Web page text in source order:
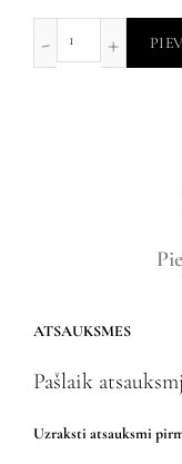
ATSAUKSMES
Pašlaik
Uzraksti atsauksmi